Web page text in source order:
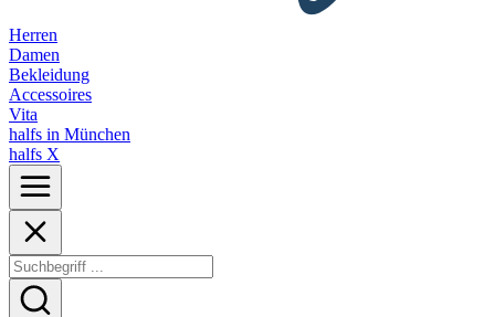
Herren
Damen
Bekleidung
Accessoires
Vita
halfs in München
halfs X